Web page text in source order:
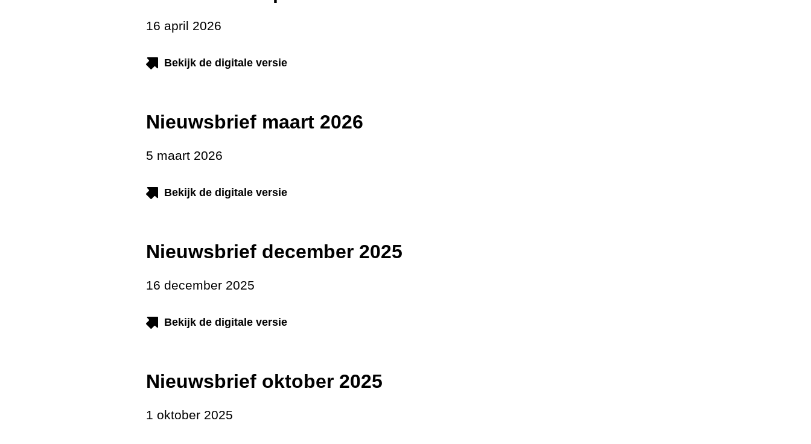
16 april 2026
Bekijk de digitale versie
Nieuwsbrief maart 2026
5 maart 2026
Bekijk de digitale versie
Nieuwsbrief december 2025
16 december 2025
Bekijk de digitale versie
Nieuwsbrief oktober 2025
1 oktober 2025